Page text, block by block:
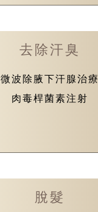
去除汗臭
微波除腋下汗腺治療
肉毒桿菌素注射
脫髮